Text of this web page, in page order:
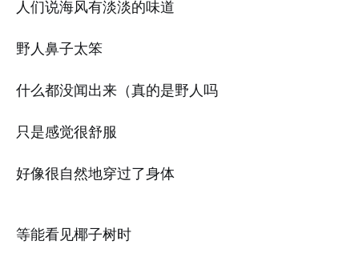
人们说海风有淡淡的味道
野人鼻子太笨
什么都没闻出来（真的是野人吗
只是感觉很舒服
好像很自然地穿过了身体
等能看见椰子树时